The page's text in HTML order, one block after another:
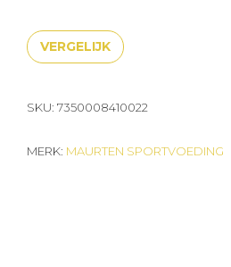
VERGELIJK
SKU: 7350008410022
MERK: MAURTEN SPORTVOEDING